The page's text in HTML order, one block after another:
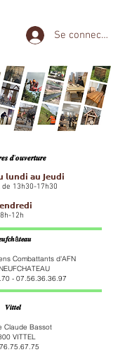
Se connecter
𝒅'𝒐𝒖𝒗𝒆𝒓𝒕𝒖𝒓𝒆
𝗹𝘂𝗻𝗱𝗶 𝗮𝘂 𝗝𝗲𝘂𝗱𝗶
13h30-17h30
8h-12h
Combattants d'AFN
- 07.56.36.36.97
𝑽𝒊𝒕𝒕𝒆𝒍
Claude Bassot
VITTEL